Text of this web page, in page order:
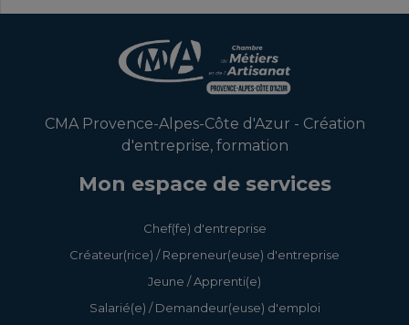
CMA Provence-Alpes-Côte d'Azur - Création
d'entreprise, formation
Mon espace de services
Chef(fe) d'entreprise
Créateur(rice) / Repreneur(euse) d'entreprise
Jeune / Apprenti(e)
Salarié(e) / Demandeur(euse) d'emploi